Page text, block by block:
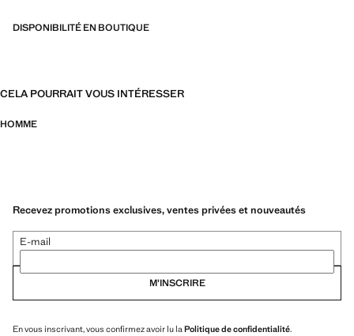
DISPONIBILITÉ EN BOUTIQUE
CELA POURRAIT VOUS INTÉRESSER
HOMME
Recevez promotions exclusives, ventes privées et nouveautés
E-mail
M’INSCRIRE
En vous inscrivant, vous confirmez avoir lu la Politique de confidentialité.